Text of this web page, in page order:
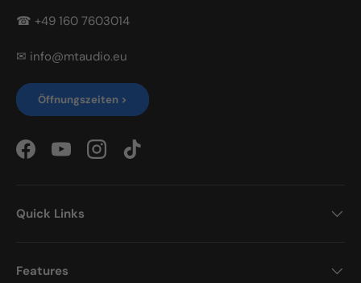
☎ +49 160 7603014
✉ info@mtaudio.eu
Öffnungszeiten >
FacebookYouTubeInstagramTikTok
Quick Links
Features